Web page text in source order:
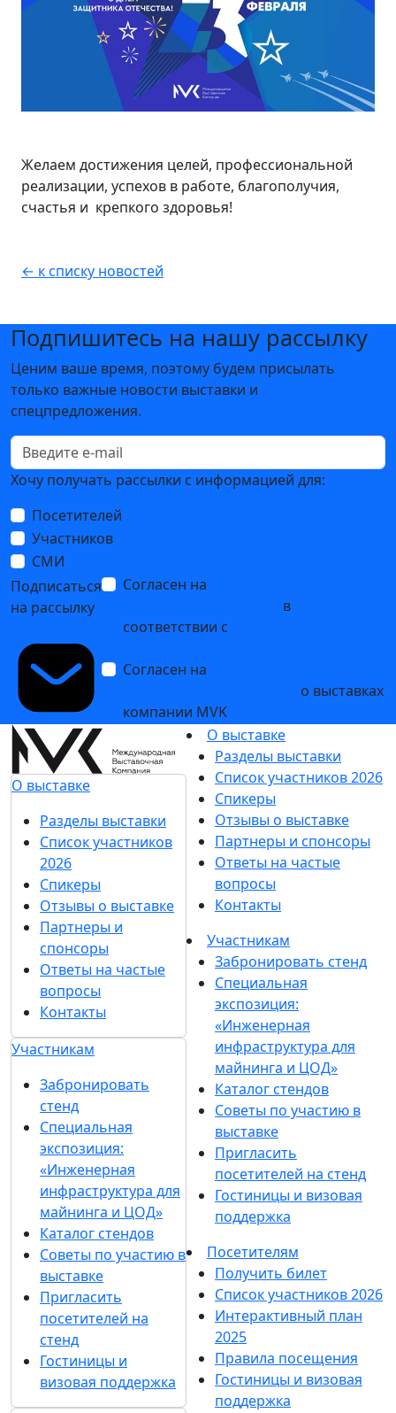
Желаем достижения целей, профессиональной
реализации, успехов в работе, благополучия,
счастья и крепкого здоровья!
← к списку новостей
Подпишитесь на нашу рассылку
Ценим ваше время, поэтому будем присылать
только важные новости выставки и
спецпредложения.
Хочу получать рассылки с информацией для:
Посетителей
Участников
СМИ
Подписаться
на рассылку
Согласен на
в
соответствии с
Согласен на
о выставках
компании MVK
О выставке
Разделы выставки
Список участников
2026
Спикеры
Отзывы о выставке
Партнеры и
спонсоры
Ответы на частые
вопросы
Контакты
Участникам
Забронировать
стенд
Специальная
экспозиция:
«Инженерная
инфраструктура для
майнинга и ЦОД»
Каталог стендов
Советы по участию в
выставке
Пригласить
посетителей на
стенд
Гостиницы и
визовая поддержка
О выставке
Разделы выставки
Список участников 2026
Спикеры
Отзывы о выставке
Партнеры и спонсоры
Ответы на частые
вопросы
Контакты
Участникам
Забронировать стенд
Специальная
экспозиция:
«Инженерная
инфраструктура для
майнинга и ЦОД»
Каталог стендов
Советы по участию в
выставке
Пригласить
посетителей на стенд
Гостиницы и визовая
поддержка
Посетителям
Получить билет
Список участников 2026
Интерактивный план
2025
Правила посещения
Гостиницы и визовая
поддержка